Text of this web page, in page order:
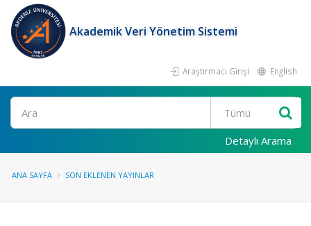
Akademik Veri Yönetim Sistemi
Araştırmacı Girişi English
Ara
Detaylı Arama
ANA SAYFA SON EKLENEN YAYINLAR